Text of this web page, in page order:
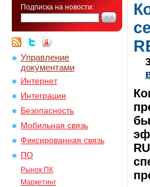
Подписка на новости:
Управление
документами
Интернет
Интеграция
Безопасность
Мобильная связь
Фиксированная связь
ПО
Рынок ПК
Маркетинг